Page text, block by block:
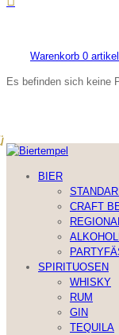
Warenkorb 0
Es befinden sich keine
BIER
CRAFT
SPIRITUOSEN
WHISKY
RUM
GIN
TEQUILA